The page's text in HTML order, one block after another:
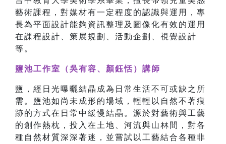
藝術課程，對媒材有一定程度的認識與運用，專
長為平面設計能夠資訊整理及圖像化有效的運用
在課程設計、策展規劃、活動企劃、視覺設計
等。
鹽池工作室（吳有容、顏鈺恬）講師
鹽，經⽇光曝曬結晶成為⽇常生活不可或缺之所
需。鹽池如尚未成形的場域，輕輕以⾃然不著痕
跡的⽅式在日常中緩慢結晶。源於對藝術與工藝
的創作熱枕，投入在⼟地、河流與⼭林間，對各
種⾃然材質深深著迷，並嘗試以⼯藝結合各種非